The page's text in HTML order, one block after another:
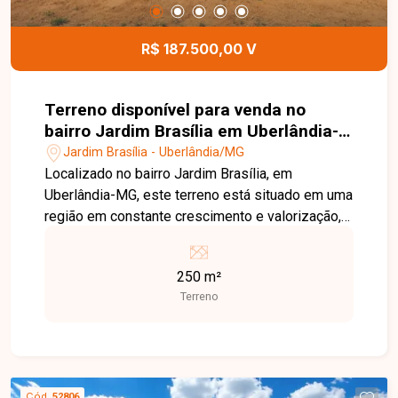
R$ 187.500,00 V
Terreno disponível para venda no
bairro Jardim Brasília em Uberlândia-
MGJardim Brasília - Uberlândia/MG
Localizado no bairro Jardim Brasília, em
Uberlândia-MG, este terreno está situado em uma
região em constante crescimento e valorização,
principais vias da cidade e próximo a
supermercados, escolas, farmácias, comércios e
diversos serviços, proporcionando praticidade e
oferece excelente aproveitamento para projetos
250 m²
Terreno